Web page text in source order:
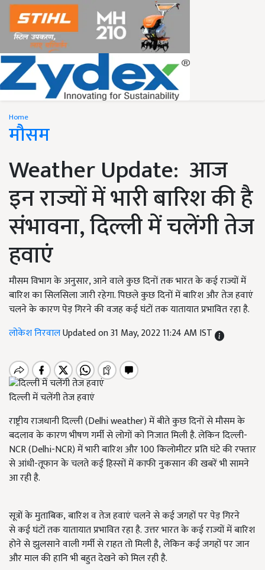
Home
मौसम
Weather Update: आज
इन राज्यों में भारी बारिश की है
संभावना, दिल्ली में चलेंगी तेज
हवाएं
मौसम विभाग के अनुसार, आने वाले कुछ दिनों तक भारत के कई राज्यों में
बारिश का सिलसिला जारी रहेगा. पिछले कुछ दिनों में बारिश और तेज हवाएं
चलने के कारण पेड़ गिरने की वजह कई घंटों तक यातायात प्रभावित रहा है.
लोकेश निरवालUpdated on 31 May, 2022 11:24 AM IST
दिल्ली में चलेंगी तेज हवाएं
राष्ट्रीय राजधानी दिल्ली (Delhi weather) में बीते कुछ दिनों से मौसम के
बदलाव के कारण भीषण गर्मी से लोगों को निजात मिली है. लेकिन दिल्ली-
NCR (Delhi-NCR) में भारी बारिश और 100 किलोमीटर प्रति घंटे की रफ्तार
से आंधी-तूफान के चलते कई हिस्सों में काफी नुकसान की खबरें भी सामने
आ रही है.
सूत्रों के मुताबिक, बारिश व तेज हवाएं चलने से कई जगहों पर पेड़ गिरने
से कई घंटों तक यातायात प्रभावित रहा है. उत्तर भारत के कई राज्यों में बारिश
होने से झुलसाने वाली गर्मी से राहत तो मिली है, लेकिन कई जगहों पर जान
और माल की हानि भी बहुत देखने को मिल रही है.